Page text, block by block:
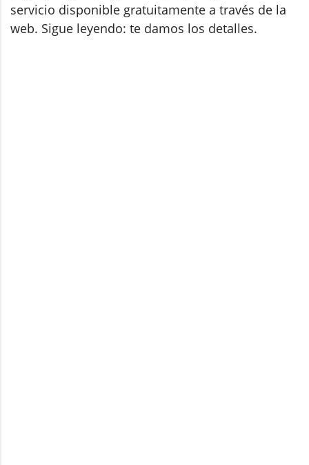
servicio disponible gratuitamente a través de la
web. Sigue leyendo: te damos los detalles.